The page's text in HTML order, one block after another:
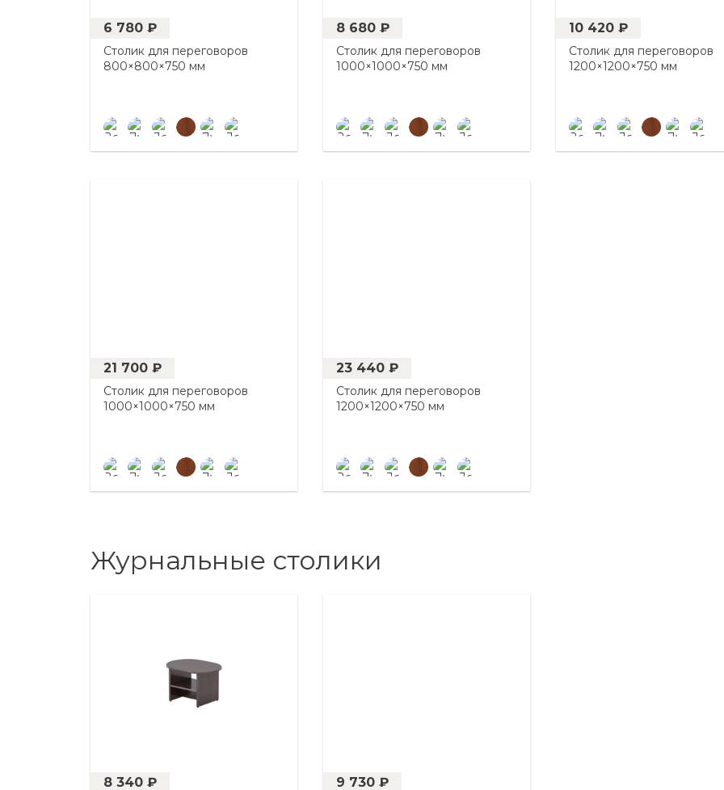
6 780 ₽
Столик для переговоров
800×800×750 мм
8 680 ₽
Столик для переговоров
1000×1000×750 мм
10 420 ₽
Столик для переговоров
1200×1200×750 мм
21 700 ₽
Столик для переговоров
1000×1000×750 мм
23 440 ₽
Столик для переговоров
1200×1200×750 мм
Журнальные столики
8 340 ₽ 9 730 ₽